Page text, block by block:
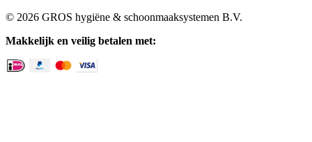
© 2026 GROS hygiëne & schoonmaaksystemen B.V.
Makkelijk en veilig betalen met: